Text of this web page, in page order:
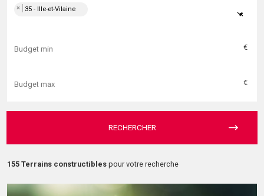
×
× 35 - Ille-et-Vilaine
€
€
RECHERCHER
155 Terrains constructibles pour votre recherche